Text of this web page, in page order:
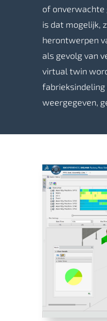
of
is dat mogelijk,
herontwerpen
als gevolg van
virtual twin
fabrieksindeling
weergegeven,